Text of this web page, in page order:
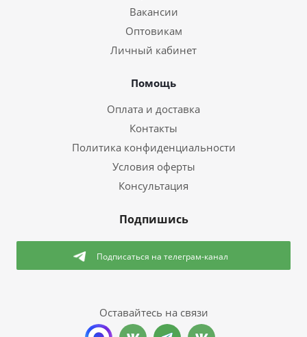
Вакансии
Оптовикам
Личный кабинет
Помощь
Оплата и доставка
Контакты
Политика конфиденциальности
Условия оферты
Консультация
Подпишись
Подписаться на телеграм-канал
Оставайтесь на связи